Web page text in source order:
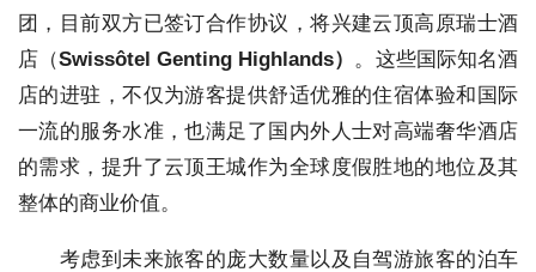
团，目前双方已签订合作协议，将兴建云顶高原瑞士酒
店（Swissôtel Genting Highlands） 。这些国际知名酒
店的进驻，不仅为游客提供舒适优雅的住宿体验和国际
一流的服务水准，也满足了国内外人士对高端奢华酒店
的需求，提升了云顶王城作为全球度假胜地的地位及其
整体的商业价值。
考虑到未来旅客的庞大数量以及自驾游旅客的泊车